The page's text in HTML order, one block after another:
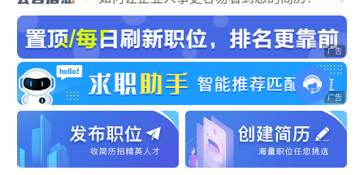
关于招聘企业上传营业执照公告